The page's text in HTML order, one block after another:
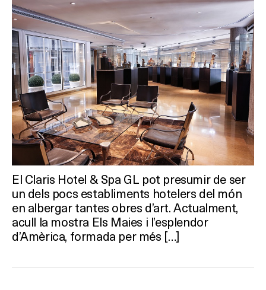
El Claris Hotel & Spa GL pot presumir de ser
un dels pocs establiments hotelers del món
en albergar tantes obres d’art. Actualment,
acull la mostra Els Maies i l’esplendor
d’Amèrica, formada per més […]